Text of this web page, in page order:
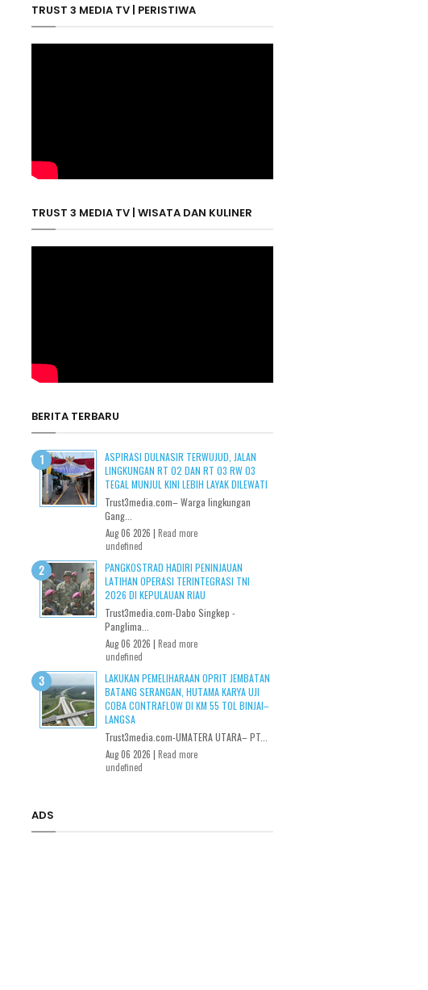
TRUST 3 MEDIA TV | PERISTIWA
TRUST 3 MEDIA TV | WISATA DAN KULINER
BERITA TERBARU
ASPIRASI DULNASIR TERWUJUD, JALAN
LINGKUNGAN RT 02 DAN RT 03 RW 03
TEGAL MUNJUL KINI LEBIH LAYAK DILEWATI
Trust3media.com– Warga lingkungan
Gang...
Aug 06 2026 | Read more
undefined
PANGKOSTRAD HADIRI PENINJAUAN
LATIHAN OPERASI TERINTEGRASI TNI
2026 DI KEPULAUAN RIAU
Trust3media.com-Dabo Singkep -
Panglima...
Aug 06 2026 | Read more
undefined
LAKUKAN PEMELIHARAAN OPRIT JEMBATAN
BATANG SERANGAN, HUTAMA KARYA UJI
COBA CONTRAFLOW DI KM 55 TOL BINJAI–
LANGSA
Trust3media.com-UMATERA UTARA– PT...
Aug 06 2026 | Read more
undefined
ADS